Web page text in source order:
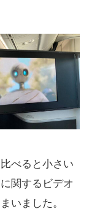
べると小さい
関するビデオ
いました。